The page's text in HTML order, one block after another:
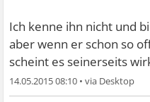
Ich kenne ihn nicht und
aber wenn er schon so
scheint es seinerseits
14.05.2015 08:10 •